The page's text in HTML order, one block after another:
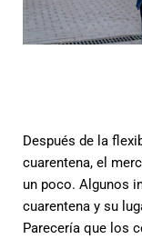
Después de la
cuarentena, el
un poco. Algunos
cuarentena y su
Parecería que los